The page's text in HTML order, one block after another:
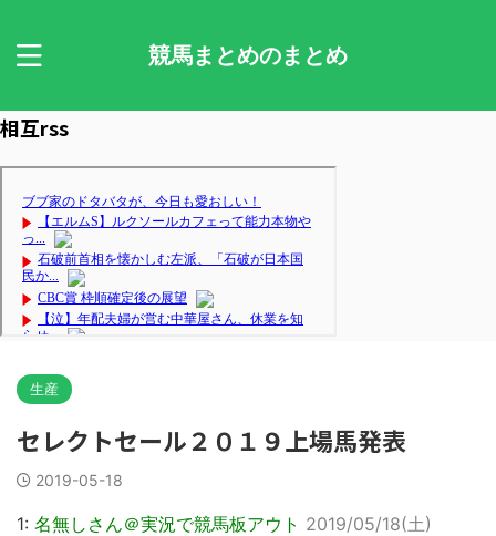
競馬まとめのまとめ
相互rss
生産
セレクトセール２０１９上場馬発表
2019-05-18
1: 名無しさん＠実況で競馬板アウト 2019/05/18(土)